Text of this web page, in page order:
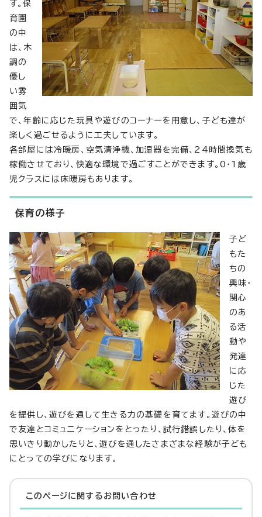
す。保
育園
の中
は、木
調の
優し
い雰
囲気
で、年齢に応じた玩具や遊びのコーナーを用意し、子ども達が
楽しく過ごせるように工夫しています。
各部屋には冷暖房、空気清浄機、加湿器を完備、24時間換気も
稼働させており、快適な環境で過ごすことができます。0・1歳
児クラスには床暖房もあります。
保育の様子
子ど
もた
ちの
興味・
関心
のあ
る活
動や
発達
に応
じた
遊び
を提供し、遊びを通して生きる力の基礎を育てます。遊びの中
で友達とコミュニケーションをとったり、試行錯誤したり、体を
思いきり動かしたりと、遊びを通したさまざまな経験が子ども
にとっての学びになります。
このページに関する お問い合わせ